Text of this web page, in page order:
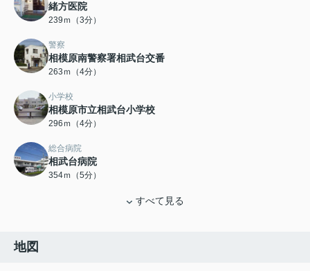
緒方医院
239ｍ（3分）
警察
相模原南警察署相武台交番
263ｍ（4分）
小学校
相模原市立相武台小学校
296ｍ（4分）
総合病院
相武台病院
354ｍ（5分）
すべて見る
地図